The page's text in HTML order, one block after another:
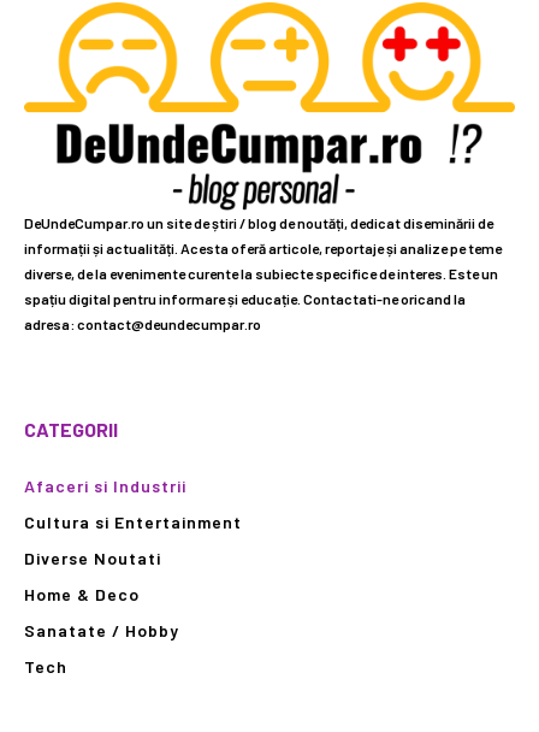
DeUndeCumpar.ro un site de știri / blog de noutăți, dedicat diseminării de
informații și actualități. Acesta oferă articole, reportaje și analize pe teme
diverse, de la evenimente curente la subiecte specifice de interes. Este un
spațiu digital pentru informare și educație. Contactati-ne oricand la
adresa: contact@deundecumpar.ro
CATEGORII
Afaceri si Industrii
Cultura si Entertainment
Diverse Noutati
Home & Deco
Sanatate / Hobby
Tech